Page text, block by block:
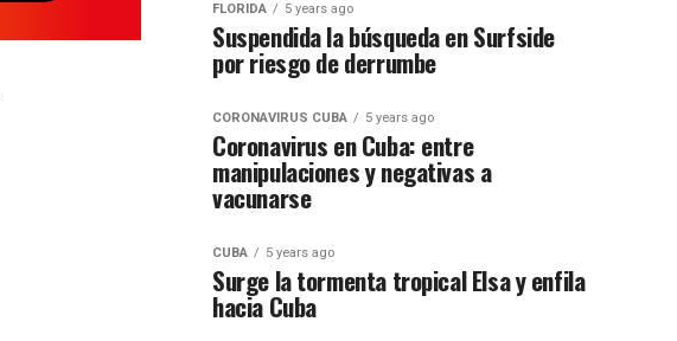
FLORIDA 5 years ago
Suspendida la búsqueda en Surfside
por riesgo de derrumbe
CORONAVIRUS CUBA 5 years ago
Coronavirus en Cuba: entre
manipulaciones y negativas a
vacunarse
CUBA 5 years ago
Surge la tormenta tropical Elsa y enfila
hacia Cuba